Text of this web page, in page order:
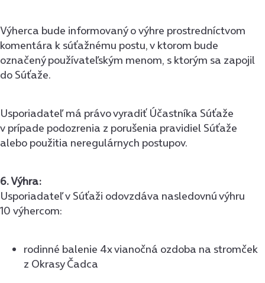
Výherca bude informovaný o výhre prostredníctvom
komentára k súťažnému postu, v ktorom bude
označený používateľským menom, s ktorým sa zapojil
do Súťaže.
Usporiadateľ má právo vyradiť Účastníka Súťaže
v prípade podozrenia z porušenia pravidiel Súťaže
alebo použitia neregulárnych postupov.
6. Výhra:
Usporiadateľ v Súťaži odovzdáva nasledovnú výhru
10 výhercom:
rodinné balenie 4x vianočná ozdoba na stromček
z Okrasy Čadca